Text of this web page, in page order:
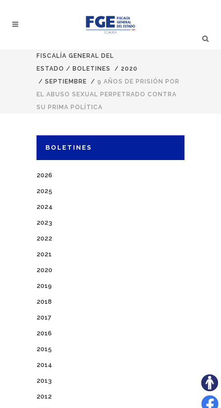
FISCALÍA GENERAL DEL
ESTADO / BOLETINES / 2020
/ SEPTIEMBRE / 9 AÑOS DE PRISIÓN POR
EL ABUSO SEXUAL PERPETRADO CONTRA
SU PRIMA POLÍTICA
BOLETINES
2026
2025
2024
2023
2022
2021
2020
2019
2018
2017
2016
2015
2014
2013
2012